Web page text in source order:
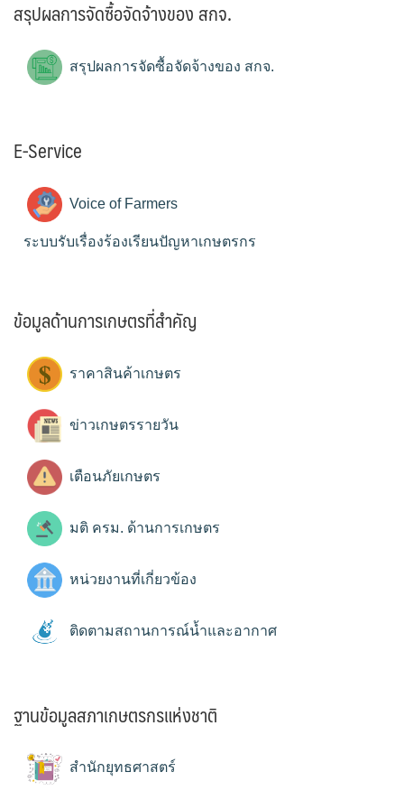
สรุปผลการจัดซื้อจัดจ้างของ สกจ.
สรุปผลการจัดซื้อจัดจ้างของ สกจ.
E-Service
Voice of Farmers
ระบบรับเรื่องร้องเรียนปัญหาเกษตรกร
ข้อมูลด้านการเกษตรที่สำคัญ
ราคาสินค้าเกษตร
ข่าวเกษตรรายวัน
เตือนภัยเกษตร
มติ ครม. ด้านการเกษตร
หน่วยงานที่เกี่ยวข้อง
ติดตามสถานการณ์น้ำและอากาศ
ฐานข้อมูลสภาเกษตรกรแห่งชาติ
สำนักยุทธศาสตร์